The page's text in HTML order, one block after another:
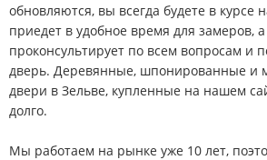
обновляются, вы всегда будете в курсе
приедет в удобное время для замеров,
проконсультирует по всем вопросам и
дверь. Деревянные, шпонированные и
двери в Зельве, купленные на нашем
долго.
Мы работаем на рынке уже 10 лет,